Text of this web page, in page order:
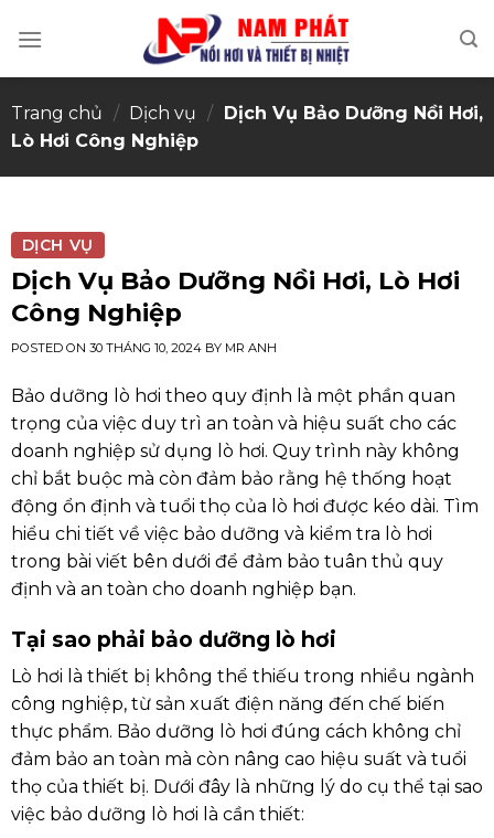
Trang chủ / Dịch vụ / Dịch Vụ Bảo Dưỡng Nồi Hơi,
Lò Hơi Công Nghiệp
DỊCH VỤ
Dịch Vụ Bảo Dưỡng Nồi Hơi, Lò Hơi
Công Nghiệp
POSTED ON 30 THÁNG 10, 2024BY MR ANH
Bảo dưỡng lò hơi theo quy định là một phần quan
trọng của việc duy trì an toàn và hiệu suất cho các
doanh nghiệp sử dụng lò hơi. Quy trình này không
chỉ bắt buộc mà còn đảm bảo rằng hệ thống hoạt
động ổn định và tuổi thọ của lò hơi được kéo dài. Tìm
hiểu chi tiết về việc bảo dưỡng và kiểm tra lò hơi
trong bài viết bên dưới để đảm bảo tuân thủ quy
định và an toàn cho doanh nghiệp bạn.
Tại sao phải bảo dưỡng lò hơi
Lò hơi là thiết bị không thể thiếu trong nhiều ngành
công nghiệp, từ sản xuất điện năng đến chế biến
thực phẩm. Bảo dưỡng lò hơi đúng cách không chỉ
đảm bảo an toàn mà còn nâng cao hiệu suất và tuổi
thọ của thiết bị. Dưới đây là những lý do cụ thể tại sao
việc bảo dưỡng lò hơi là cần thiết: